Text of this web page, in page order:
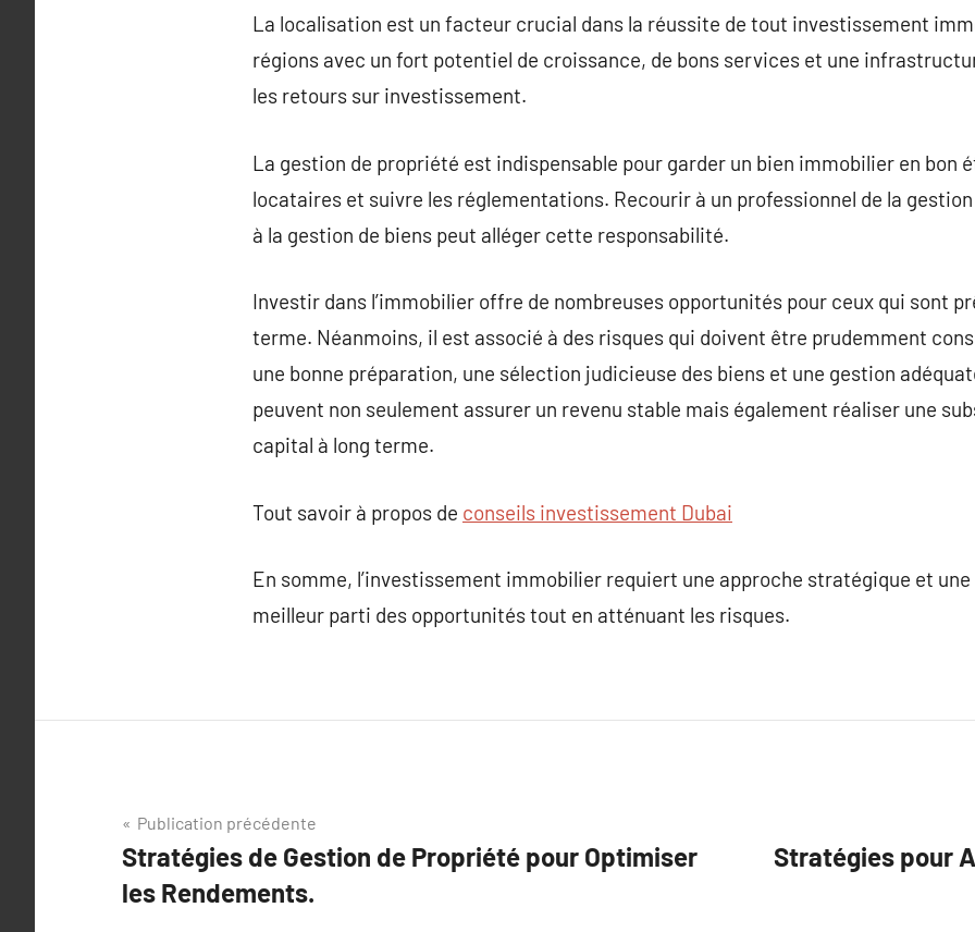
La localisation est un facteur crucial dans la réussite de tout investissement
régions avec un fort potentiel de croissance, de bons services et une
les retours sur investissement.
La gestion de propriété est indispensable pour garder un bien immobilier en bon
locataires et suivre les réglementations. Recourir à un professionnel de la
à la gestion de biens peut alléger cette responsabilité.
Investir dans l’immobilier offre de nombreuses opportunités pour ceux qui sont
terme. Néanmoins, il est associé à des risques qui doivent être prudemment
une bonne préparation, une sélection judicieuse des biens et une gestion
peuvent non seulement assurer un revenu stable mais également réaliser une
capital à long terme.
Tout savoir à propos de conseils investissement Dubai
En somme, l’investissement immobilier requiert une approche stratégique et
meilleur parti des opportunités tout en atténuant les risques.
Navigation
de
l’article
Publication précédente
Stratégies de Gestion de Propriété pour Optimiser
les Rendements.
Stratégies pour